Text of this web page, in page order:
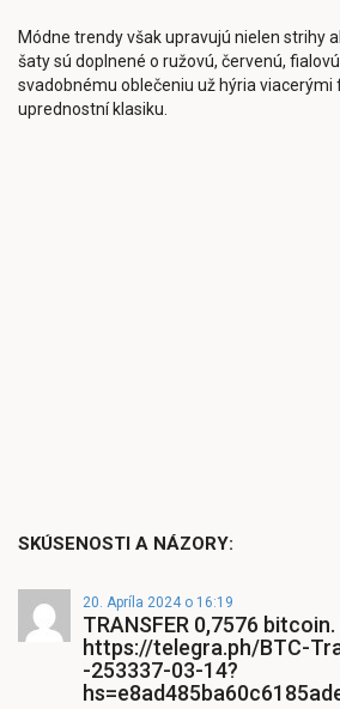
Módne trendy však upravujú nielen strihy
šaty sú doplnené o ružovú, červenú,
svadobnému oblečeniu už hýria viacerými
uprednostní klasiku.
SKÚSENOSTI A NÁZORY:
20. Apríla 2024 o 16:19
ТRАNSFЕR 0,7576 bitсоin.
https://telegra.ph/BTC-
-253337-03-14?